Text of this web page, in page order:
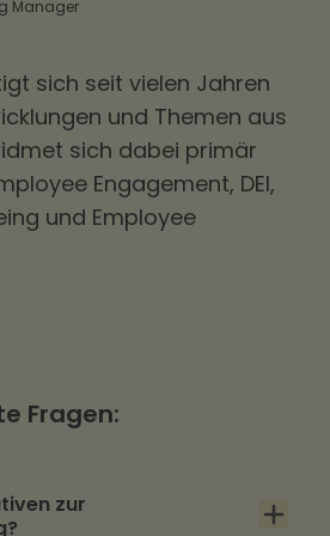
Manager
sich seit vielen Jahren
und Themen aus
sich dabei primär
Engagement, DEI,
und Employee
Fragen:
zur